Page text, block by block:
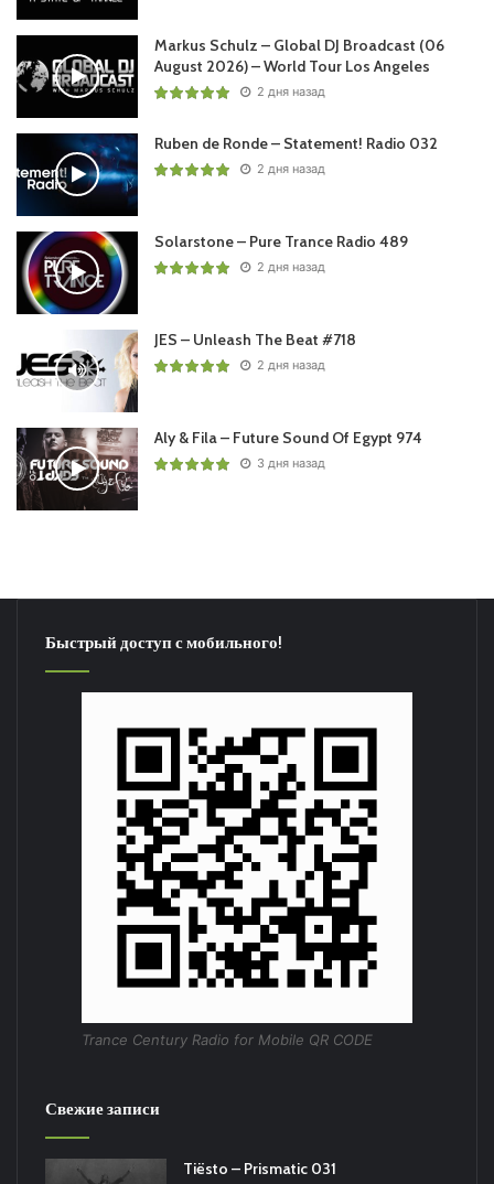
Markus Schulz – Global DJ Broadcast (06
August 2026) – World Tour Los Angeles
2 дня назад
Ruben de Ronde – Statement! Radio 032
2 дня назад
Solarstone – Pure Trance Radio 489
2 дня назад
JES – Unleash The Beat #718
2 дня назад
Aly & Fila – Future Sound Of Egypt 974
3 дня назад
Быстрый доступ с мобильного!
Trance Century Radio for Mobile QR CODE
Свежие записи
Tiësto – Prismatic 031